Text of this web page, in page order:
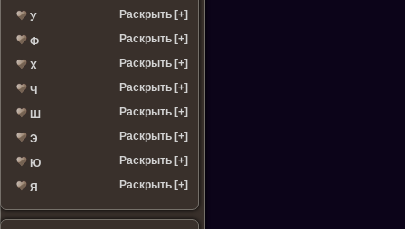
У Раскрыть [+]
Ф Раскрыть [+]
Х Раскрыть [+]
Ч Раскрыть [+]
Ш Раскрыть [+]
Э Раскрыть [+]
Ю Раскрыть [+]
Я Раскрыть [+]